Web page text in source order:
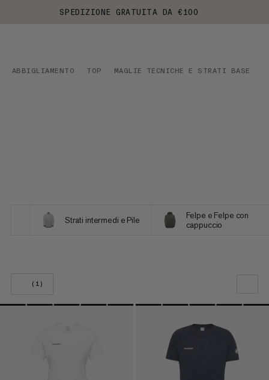
SPEDIZIONE GRATUITA DA €100
ABBIGLIAMENTO TOP MAGLIE TECNICHE E STRATI BASE
Strati intermedi e Pile
Felpe e Felpe con
cappuccio
(1)
LA NOSTRA RACCOMANDAZIONE
PREZZO BASSO AD ALTO
PREZZO ALTO A BASSO